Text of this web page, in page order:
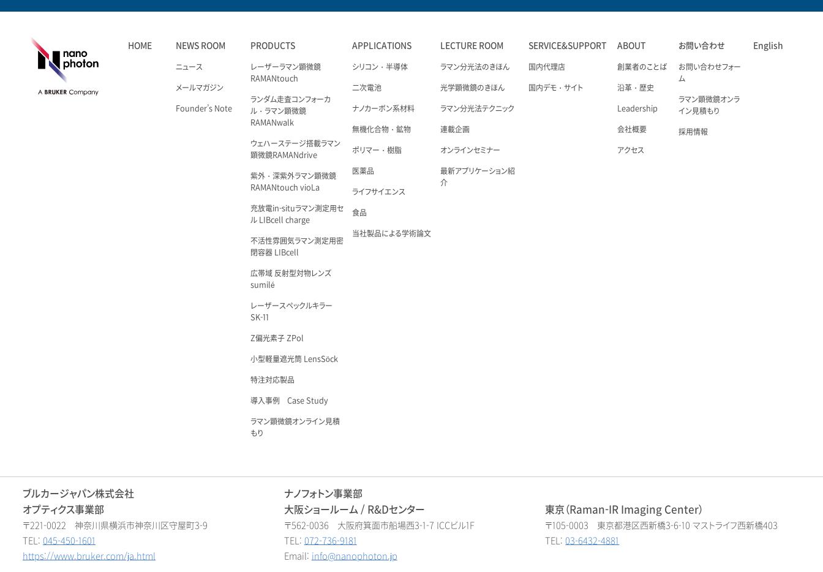
HOME NEWS ROOM
ニュース
メールマガジン
Founder’s Note
PRODUCTS
レーザーラマン顕微鏡
RAMANtouch
ランダム走査コンフォーカ
ル・ラマン顕微鏡
RAMANwalk
ウェハーステージ搭載ラマン
顕微鏡RAMANdrive
紫外・深紫外ラマン顕微鏡
RAMANtouch vioLa
充放電in-situラマン測定用セ
ル LIBcell charge
不活性雰囲気ラマン測定用密
閉容器 LIBcell
広帯域 反射型対物レンズ
sumilé
レーザースペックルキラー
SK-11
Z偏光素子 ZPol
小型軽量遮光筒 LensSöck
特注対応製品
導入事例 Case Study
ラマン顕微鏡オンライン見積
もり
APPLICATIONS
シリコン・半導体
二次電池
ナノカーボン系材料
無機化合物・鉱物
ポリマー・樹脂
医薬品
ライフサイエンス
食品
当社製品による学術論文
LECTURE ROOM
ラマン分光法のきほん
光学顕微鏡のきほん
ラマン分光法テクニック
連載企画
オンラインセミナー
最新アプリケーション紹
介
SERVICE&SUPPORT
国内代理店
国内デモ・サイト
ABOUT
創業者のことば
沿革・歴史
Leadership
会社概要
アクセス
お問い合わせ
お問い合わせフォー
ム
ラマン顕微鏡オンラ
イン見積もり
採用情報
English
ブルカージャパン株式会社
オプティクス事業部
〒221-0022 神奈川県横浜市神奈川区守屋町3-9
TEL: 045-450-1601
https://www.bruker.com/ja.html
ナノフォトン事業部
大阪ショールーム / R&Dセンター
〒562-0036 大阪府箕面市船場西3-1-7 ICCビル1F
TEL: 072-736-9181
Email: info@nanophoton.jp
東京（Raman-IR Imaging Center）
〒105-0003 東京都港区西新橋3-6-10 マストライフ西新橋403
TEL:03-6432-4881